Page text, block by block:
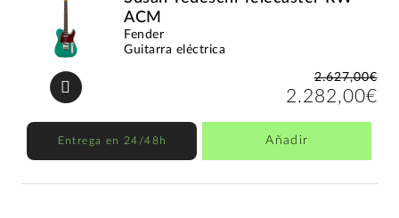
ACM
Fender
Guitarra eléctrica
2.627,00€
2.282,00€
Entrega en 24/48h Añadir